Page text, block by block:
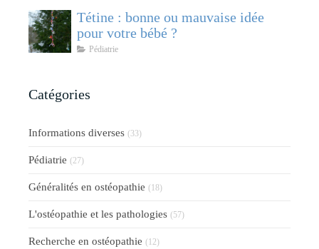
Tétine : bonne ou mauvaise idée
pour votre bébé ?
Pédiatrie
Catégories
Informations diverses (33)
Pédiatrie (27)
Généralités en ostéopathie (18)
L'ostéopathie et les pathologies (57)
Recherche en ostéopathie (12)